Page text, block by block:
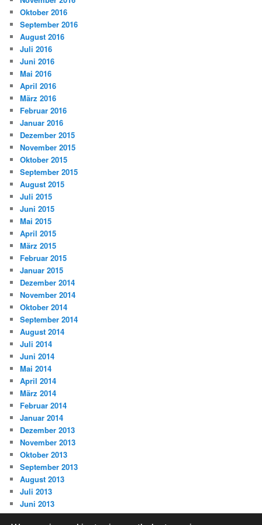
Oktober 2016
September 2016
August 2016
Juli 2016
Juni 2016
Mai 2016
April 2016
März 2016
Februar 2016
Januar 2016
Dezember 2015
November 2015
Oktober 2015
September 2015
August 2015
Juli 2015
Juni 2015
Mai 2015
April 2015
März 2015
Februar 2015
Januar 2015
Dezember 2014
November 2014
Oktober 2014
September 2014
August 2014
Juli 2014
Juni 2014
Mai 2014
April 2014
März 2014
Februar 2014
Januar 2014
Dezember 2013
November 2013
Oktober 2013
September 2013
August 2013
Juli 2013
Juni 2013